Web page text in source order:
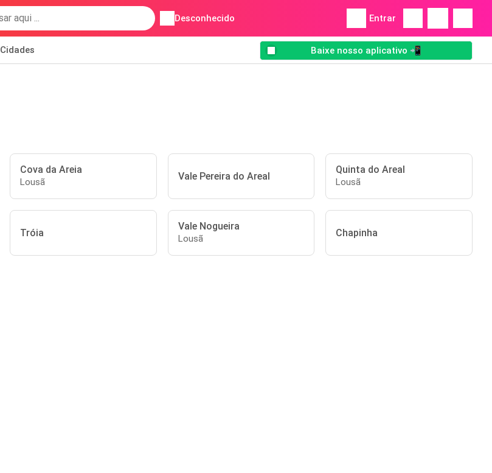
Desconhecido Entrar
Cidades Baixe nosso aplicativo 📲
Cova da Areia
Lousã Vale Pereira do Areal
Quinta do Areal
Lousã
Tróia
Vale Nogueira
Lousã Chapinha